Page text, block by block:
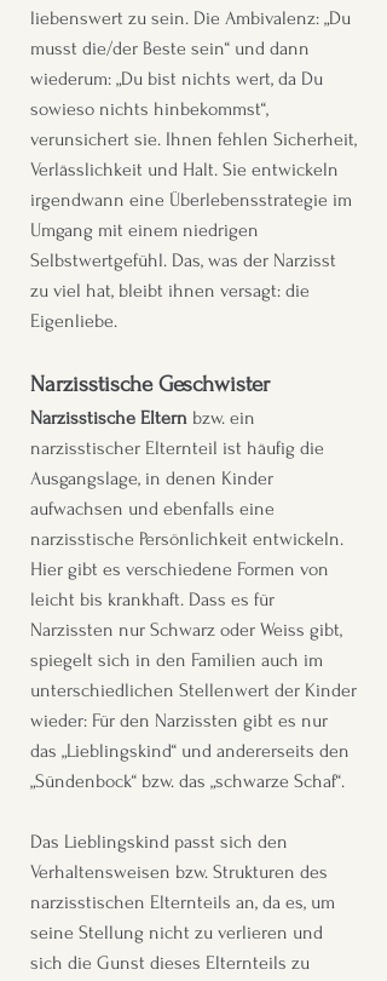
liebenswert zu sein. Die Ambivalenz: „Du
musst die/der Beste sein“ und dann
wiederum: „Du bist nichts wert, da Du
sowieso nichts hinbekommst“,
verunsichert sie. Ihnen fehlen Sicherheit,
Verlässlichkeit und Halt. Sie entwickeln
irgendwann eine Überlebensstrategie im
Umgang mit einem niedrigen
Selbstwertgefühl. Das, was der Narzisst
zu viel hat, bleibt ihnen versagt: die
Eigenliebe.
Narzisstische Geschwister
Narzisstische Eltern bzw. ein
narzisstischer Elternteil ist häufig die
Ausgangslage, in denen Kinder
aufwachsen und ebenfalls eine
narzisstische Persönlichkeit entwickeln.
Hier gibt es verschiedene Formen von
leicht bis krankhaft. Dass es für
Narzissten nur Schwarz oder Weiss gibt,
spiegelt sich in den Familien auch im
unterschiedlichen Stellenwert der Kinder
wieder: Für den Narzissten gibt es nur
das „Lieblingskind“ und andererseits den
„Sündenbock“ bzw. das „schwarze Schaf“.
Das Lieblingskind passt sich den
Verhaltensweisen bzw. Strukturen des
narzisstischen Elternteils an, da es, um
seine Stellung nicht zu verlieren und
sich die Gunst dieses Elternteils zu